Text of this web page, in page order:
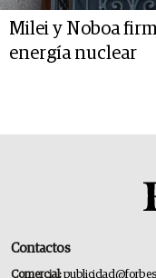
Milei y Noboa
energía nuclear
Contactos
Comercial: